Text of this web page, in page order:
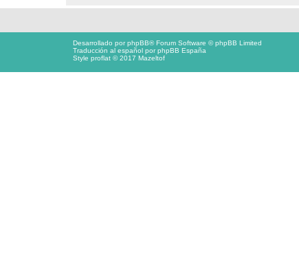
Desarrollado porphpBB® Forum Software © phpBB Limited
Traducción al español porphpBB España
Style proflat © 2017 Mazeltof